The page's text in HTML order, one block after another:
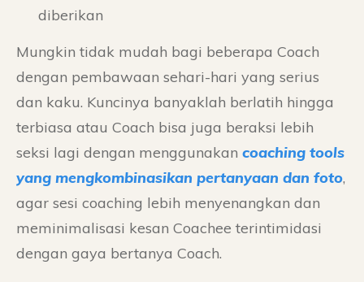
diberikan
Mungkin tidak mudah bagi beberapa Coach
dengan pembawaan sehari-hari yang serius
dan kaku. Kuncinya banyaklah berlatih hingga
terbiasa atau Coach bisa juga beraksi lebih
seksi lagi dengan menggunakan coaching tools
yang mengkombinasikan pertanyaan dan foto,
agar sesi coaching lebih menyenangkan dan
meminimalisasi kesan Coachee terintimidasi
dengan gaya bertanya Coach.